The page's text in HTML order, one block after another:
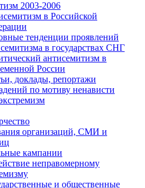
2003-2006
в Российской
тенденции проявлений
в государствах СНГ
антисемитизм в
России
доклады, репортажи
по мотиву ненависти
организаций, СМИ и
кампании
неправомерному
и общественные